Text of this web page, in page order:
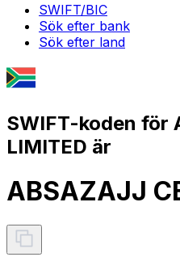
SWIFT/BIC
Sök efter bank
Sök efter land
SWIFT-koden för
LIMITED är
ABSAZAJJ